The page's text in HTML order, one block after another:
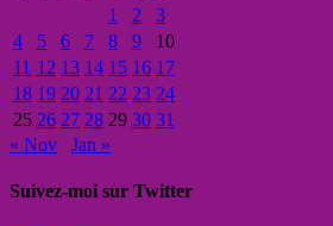
1
2
3
4
5 6 7 8 9
10
11 12 13 14 15 16 17
18 19 20 21 22 23 24
25 26 27 28 29 30 31
« Nov
Jan »
Suivez-moi sur Twitter